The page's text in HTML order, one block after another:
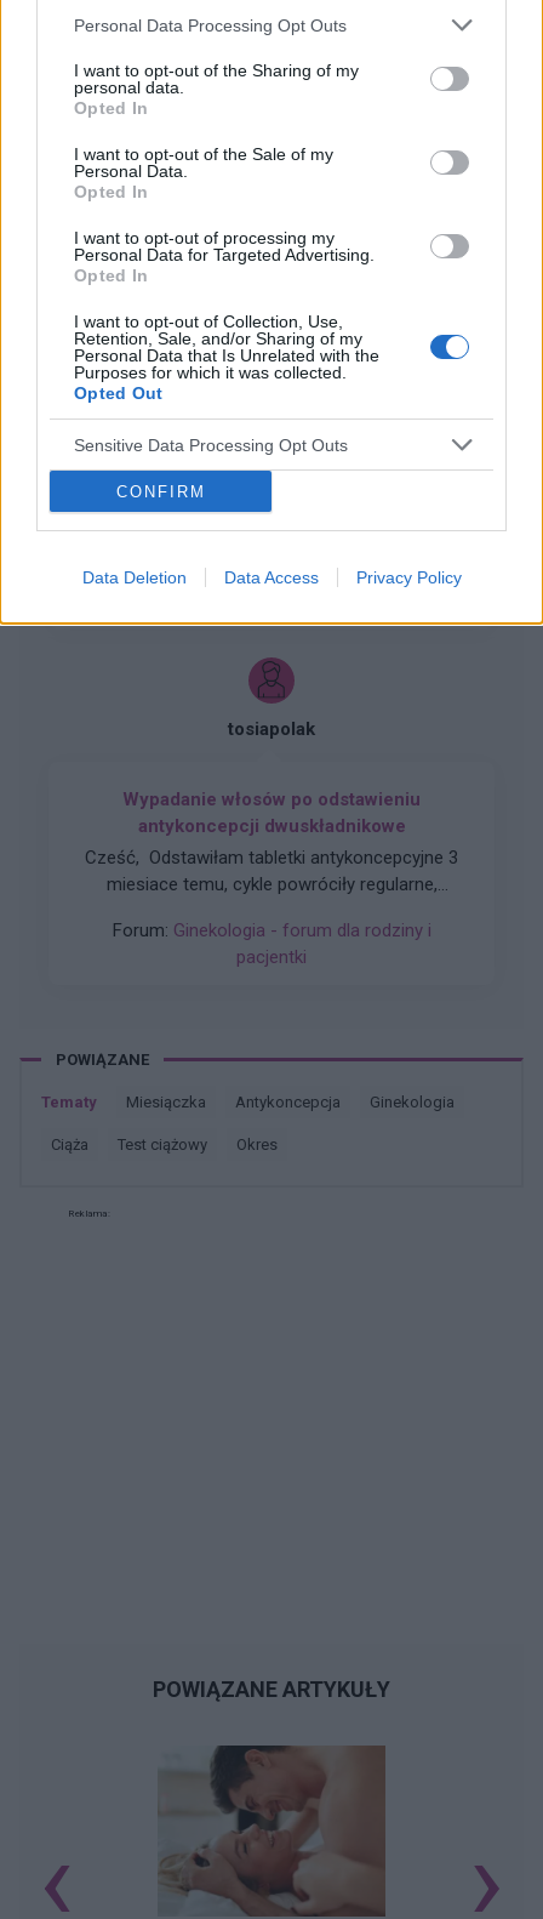
Personal Data Processing Opt Outs
I want to opt-out of the Sharing of my
personal data.
Opted In
I want to opt-out of the Sale of my
Personal Data.
Opted In
I want to opt-out of processing my
Personal Data for Targeted Advertising.
Opted In
I want to opt-out of Collection, Use,
Retention, Sale, and/or Sharing of my
Personal Data that Is Unrelated with the
Purposes for which it was collected.
Opted Out
Sensitive Data Processing Opt Outs
CONFIRM
Data Deletion Data Access Privacy Policy
usłyszałam tylko że on nic tu nie widzi i że
czy okres powinien przyjść w tym miesiącu czy
Witam co to może być ?
Zaczęło swędzieć i zobaczyłam to
Forum:Ginekologia - specjalista radzi, dla
pacjentki
Tabletka dzień po
Dzień dobry jaka jest szansa zajścia w ciążę trzy
dni przed owulacja? Czy w takim wypadku
pewności czy z prezerwatywy coś się nie
Forum:Ginekologia - specjalista radzi, dla
tosiapolak
Wypadanie włosów po odstawieniu
antykoncepcji dwuskładnikowe
Cześć, Odstawiłam tabletki antykoncepcyjne 3
miesiace temu, cykle powróciły regularne,
zwiększone wypadanie włosów oraz pieczenie
skory glowy przy dotyku. Kiedy u Was po
Forum: Ginekologia - forum dla rodziny i
pacjentki
POWIĄZANE
Tematy miesiączka antykoncepcja ginekologia
ciąża test ciążowy okres
Reklama:
POWIĄZANE ARTYKUŁY
‹ ›